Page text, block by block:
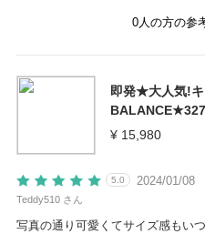
0 人の方の参
即発★大人気!
¥ 15,980
2024/01/08
5.0
Teddy510 さん
写真の通り可愛くてサイズ感もいつ